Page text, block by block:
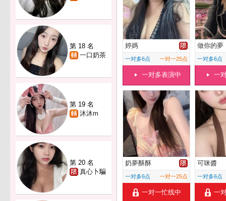
第 18 名
一口奶茶
第 19 名
沐沐m
第 20 名
真心卜騙
婷媽
一对多6点 一对一25点
一对多表演中
做你的夢
一对多6点
一
奶夢酥酥
一对多6点 一对一25点
一对一忙线中
可咪醬
一对多6点
一